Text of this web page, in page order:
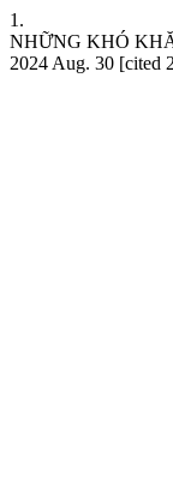
1.
NHỮNG KHÓ
2024 Aug. 30 [cited